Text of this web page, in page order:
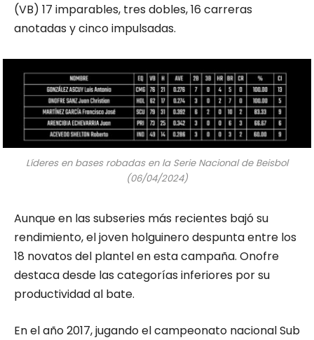
(VB) 17 imparables, tres dobles, 16 carreras
anotadas y cinco impulsadas.
Líderes en bases robadas en la Serie Nacional de Beisbol
(06/04/2024)
Aunque en las subseries más recientes bajó su
rendimiento, el joven holguinero despunta entre los
18 novatos del plantel en esta campaña. Onofre
destaca desde las categorías inferiores por su
productividad al bate.
En el año 2017, jugando el campeonato nacional Sub